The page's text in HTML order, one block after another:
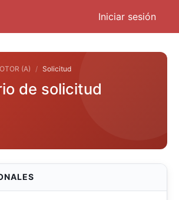
Iniciar sesión
(A) Solicitud
de solicitud